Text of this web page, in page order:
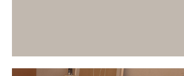
+ info